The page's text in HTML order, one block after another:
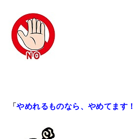
「やめれるものなら、やめてます！